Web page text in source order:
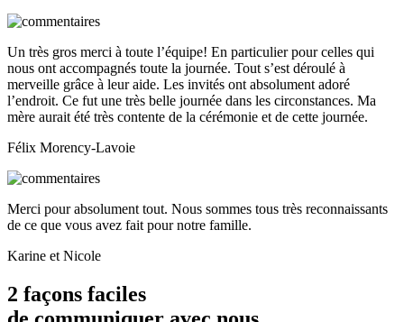
Un très gros merci à toute l’équipe! En particulier pour celles qui
nous ont accompagnés toute la journée. Tout s’est déroulé à
merveille grâce à leur aide. Les invités ont absolument adoré
l’endroit. Ce fut une très belle journée dans les circonstances. Ma
mère aurait été très contente de la cérémonie et de cette journée.
Félix Morency-Lavoie
Merci pour absolument tout. Nous sommes tous très reconnaissants
de ce que vous avez fait pour notre famille.
Karine et Nicole
2 façons faciles